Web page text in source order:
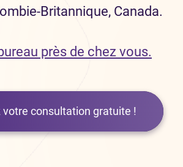
Britannique, Canada.
près de chez vous.
votre consultation gratuite !